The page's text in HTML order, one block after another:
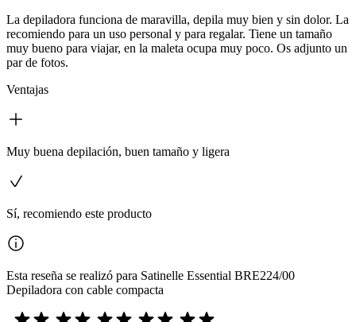
La depiladora funciona de maravilla, depila muy bien y sin dolor. La
recomiendo para un uso personal y para regalar. Tiene un tamaño
muy bueno para viajar, en la maleta ocupa muy poco. Os adjunto un
par de fotos.
Ventajas
Muy buena depilación, buen tamaño y ligera
Sí, recomiendo este producto
Esta reseña se realizó para Satinelle Essential BRE224/00
Depiladora con cable compacta